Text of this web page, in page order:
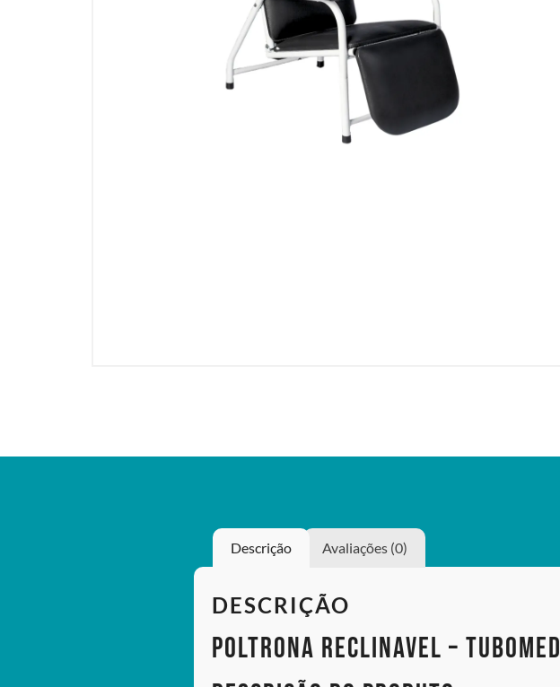
Descrição Avaliações (0)
DESCRIÇÃO
POLTRONA RECLINAVEL – TUBOMED